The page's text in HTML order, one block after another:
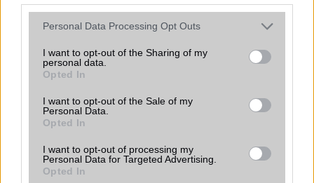
Please note that this website/app uses one or more Google
not limited to your visit or usage behaviour. You may click to
grant or deny consent to Google and its third-party tags to
use your data for below specified purposes in below Google
consent section.
Personal Data Processing Opt Outs
I want to opt-out of the Sharing of my
personal data.
Opted In
I want to opt-out of the Sale of my
Personal Data.
Opted In
I want to opt-out of processing my
Personal Data for Targeted Advertising.
Opted In
T9 szótár alkalmazás független szótár
alap szolgáltatás
Iránytũ ecompass
EGYÉB
SIM típus nanoSIM